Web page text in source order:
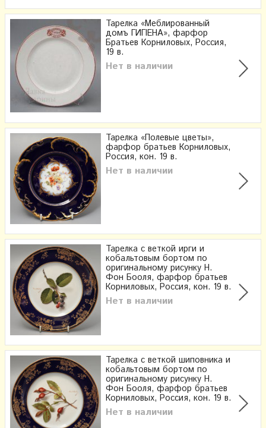
Тарелка «Меблированный
домъ ГИГIЕНА», фарфор
Братьев Корниловых, Россия,
19 в.
Нет в наличии
Тарелка «Полевые цветы»,
фарфор братьев Корниловых,
Россия, кон. 19 в.
Нет в наличии
Тарелка с веткой ирги и
кобальтовым бортом по
оригинальному рисунку Н.
Фон Бооля, фарфор братьев
Корниловых, Россия, кон. 19 в.
Нет в наличии
Тарелка с веткой шиповника и
кобальтовым бортом по
оригинальному рисунку Н.
Фон Бооля, фарфор братьев
Корниловых, Россия, кон. 19 в.
Нет в наличии